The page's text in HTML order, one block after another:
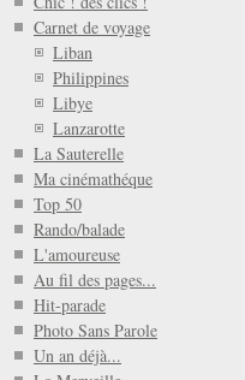
Carnet de voyage
Liban
Philippines
Libye
Lanzarotte
La Sauterelle
Ma cinémathéque
Top 50
Rando/balade
L'amoureuse
Au fil des pages...
Hit-parade
Photo Sans Parole
Un an déjà...